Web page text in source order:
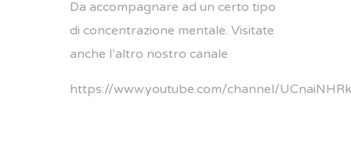
Da accompagnare ad un certo tipo
di concentrazione mentale. Visitate
anche l’altro nostro canale
https://www.youtube.com/channel/